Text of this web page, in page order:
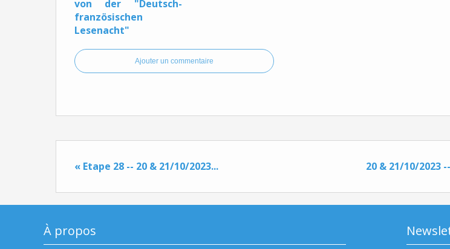
von der "Deutsch-
französischen
Lesenacht"
Ajouter un commentaire
« Etape 28 -- 20 & 21/10/2023... 20 & 21/10/2023 --
À propos